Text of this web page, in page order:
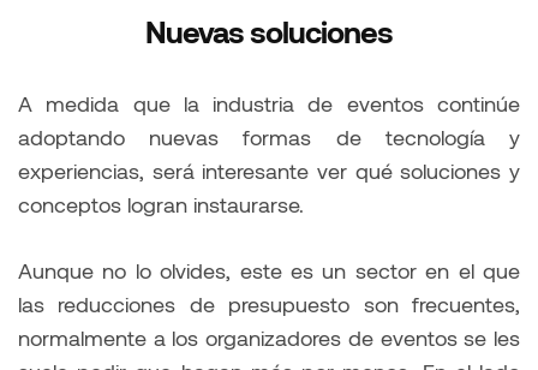
Nuevas soluciones
A medida que la industria de eventos continúe
adoptando nuevas formas de tecnología y
experiencias, será interesante ver qué soluciones y
conceptos logran instaurarse.
Aunque no lo olvides, este es un sector en el que
las reducciones de presupuesto son frecuentes,
normalmente a los organizadores de eventos se les